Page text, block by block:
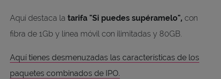
Aquí destaca la tarifa "Si puedes supéramelo", con
fibra de 1Gb y línea móvil con ilimitadas y 80GB.
Aquí tienes desmenuzadas las características de los
paquetes combinados de IPO.